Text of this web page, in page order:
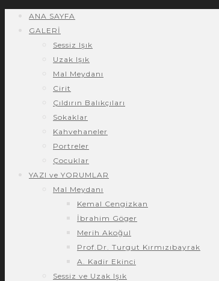
ANA SAYFA
GALERİ
Sessiz Işık
Uzak Işık
Mal Meydanı
Cirit
Çıldırın Balıkçıları
Sokaklar
Kahvehaneler
Portreler
Çocuklar
YAZI ve YORUMLAR
Mal Meydanı
Kemal Cengizkan
İbrahim Göger
Merih Akoğul
Prof.Dr. Turgut Kırmızıbayrak
A. Kadir Ekinci
Sessiz ve Uzak Işık